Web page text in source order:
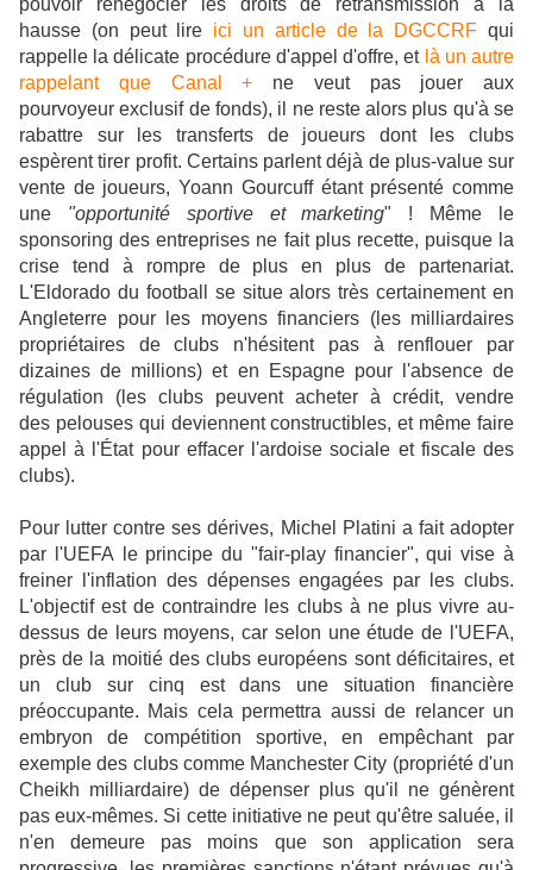
pouvoir renégocier les droits de retransmission à la
hausse (on peut lire ici un article de la DGCCRF qui
rappelle la délicate procédure d'appel d'offre, et là un autre
rappelant que Canal + ne veut pas jouer aux
pourvoyeur exclusif de fonds), il ne reste alors plus qu'à se
rabattre sur les transferts de joueurs dont les clubs
espèrent tirer profit. Certains parlent déjà de plus-value sur
vente de joueurs, Yoann Gourcuff étant présenté comme
une "opportunité sportive et marketing" ! Même le
sponsoring des entreprises ne fait plus recette, puisque la
crise tend à rompre de plus en plus de partenariat.
L'Eldorado du football se situe alors très certainement en
Angleterre pour les moyens financiers (les milliardaires
propriétaires de clubs n'hésitent pas à renflouer par
dizaines de millions) et en Espagne pour l'absence de
régulation (les clubs peuvent acheter à crédit, vendre
des pelouses qui deviennent constructibles, et même faire
appel à l'État pour effacer l'ardoise sociale et fiscale des
clubs).
Pour lutter contre ses dérives, Michel Platini a fait adopter
par l'UEFA le principe du "fair-play financier", qui vise à
freiner l'inflation des dépenses engagées par les clubs.
L'objectif est de contraindre les clubs à ne plus vivre au-
dessus de leurs moyens, car selon une étude de l'UEFA,
près de la moitié des clubs européens sont déficitaires, et
un club sur cinq est dans une situation financière
préoccupante. Mais cela permettra aussi de relancer un
embryon de compétition sportive, en empêchant par
exemple des clubs comme Manchester City (propriété d'un
Cheikh milliardaire) de dépenser plus qu'il ne génèrent
pas eux-mêmes. Si cette initiative ne peut qu'être saluée, il
n'en demeure pas moins que son application sera